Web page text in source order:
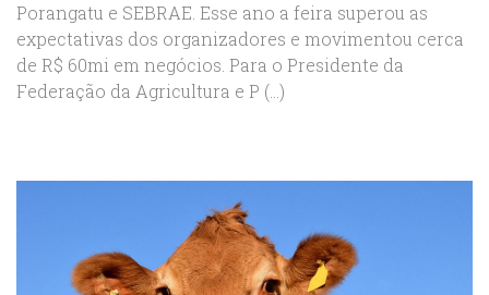
Porangatu e SEBRAE. Esse ano a feira superou as
expectativas dos organizadores e movimentou cerca
de R$ 60mi em negócios. Para o Presidente da
Federação da Agricultura e P (...)